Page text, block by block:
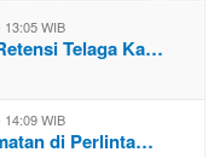
13:05 WIB
Telaga Ka…
14:09 WIB
di Perlinta…